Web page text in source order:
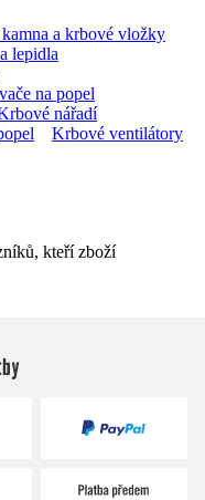
a krbové vložky
lepidla
na popel
nářadí
Krbové ventilátory
kteří zboží